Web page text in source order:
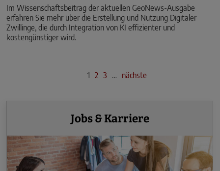
Im Wissenschaftsbeitrag der aktuellen GeoNews-Ausgabe
erfahren Sie mehr über die Erstellung und Nutzung Digitaler
Zwillinge, die durch Integration von KI effizienter und
kostengünstiger wird.
1 2 3 … nächste
Jobs & Karriere